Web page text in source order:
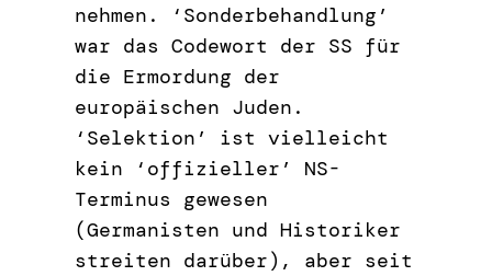
nehmen. ‘Sonderbehandlung’
war das Codewort der SS für
die Ermordung der
europäischen Juden.
‘Selektion’ ist vielleicht
kein ‘offizieller’ NS-
Terminus gewesen
(Germanisten und Historiker
streiten darüber), aber seit